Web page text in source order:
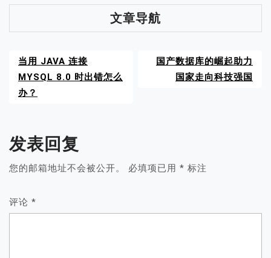
文章导航
当用 JAVA 连接
MYSQL 8.0 时出错怎么
办？
国产数据库的崛起助力
国家走向科技强国
发表回复
您的邮箱地址不会被公开。 必填项已用 * 标注
评论 *